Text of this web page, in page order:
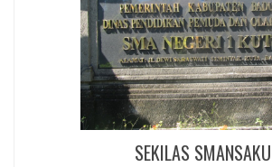
SEKILAS SMANSAKU